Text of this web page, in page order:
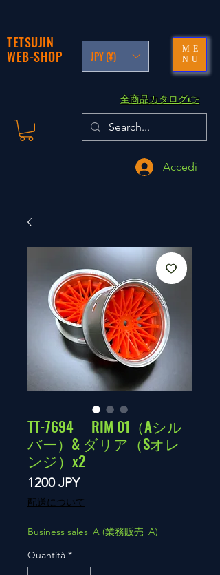
TETSUJIN
WEB-SHOP
JPY (¥)
ME
NU
​全商品カタログ👉
Accedi
TT-7694 RIM 01（Aシル
バー）& ダリア（Sオレ
ンジ）x2
1200 JPYPrezzo
配送について
Business sales_A (業務販売_A)
Quantità *